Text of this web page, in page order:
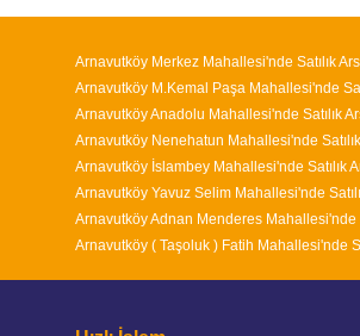
Arnavutköy Merkez Mahallesi'nde Satılık
Arnavutköy Anadolu Mahallesi'nde Satılık